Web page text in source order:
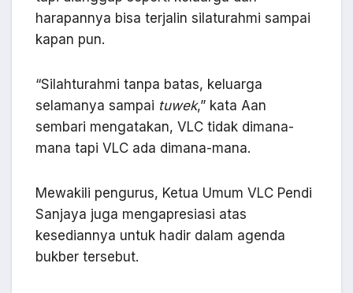
harapannya bisa terjalin silaturahmi sampai
kapan pun.
“Silahturahmi tanpa batas, keluarga
selamanya sampai tuwek,” kata Aan
sembari mengatakan, VLC tidak dimana-
mana tapi VLC ada dimana-mana.
Mewakili pengurus, Ketua Umum VLC Pendi
Sanjaya juga mengapresiasi atas
kesediannya untuk hadir dalam agenda
bukber tersebut.